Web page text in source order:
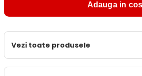
Adauga in cos
Vezi toate produsele